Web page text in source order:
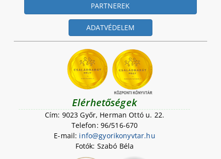
PARTNEREK
ADATVÉDELEM
Elérhetőségek
Cím: 9023 Győr, Herman Ottó u. 22.
Telefon: 96/516-670
E-mail: info@gyorikonyvtar.hu
Fotók: Szabó Béla